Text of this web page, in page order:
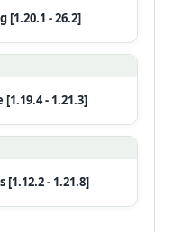
[1.20.1 - 26.2]
- 1.21.3]
- 1.21.8]